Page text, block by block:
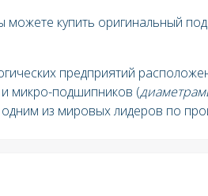
можете купить оригинальный
предприятий
микро-подшипников (
из мировых лидеров по